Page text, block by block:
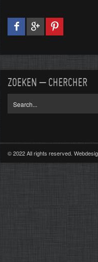
ZOEKEN – CHERCHER
© 2022 All rights reserved.